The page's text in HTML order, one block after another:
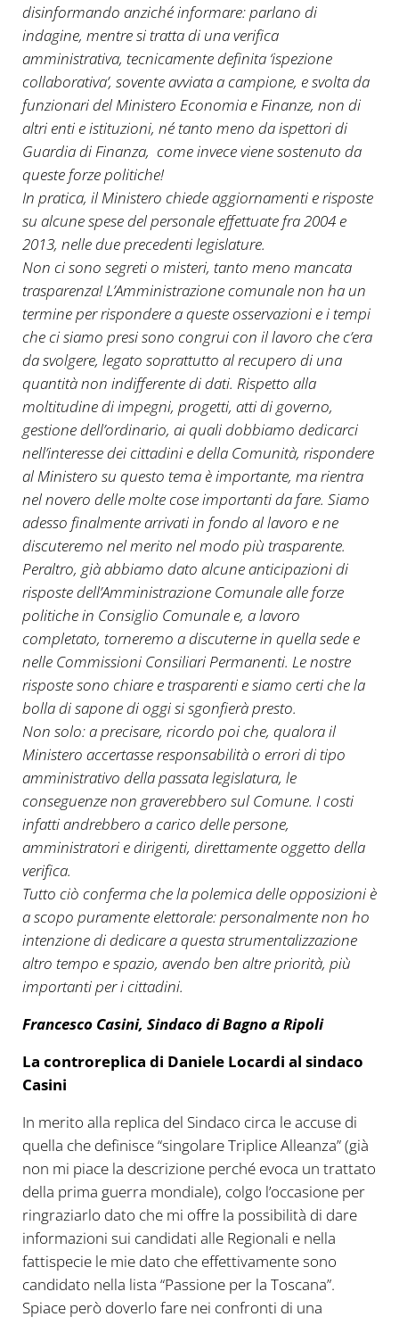
disinformando anziché informare: parlano di
indagine, mentre si tratta di una verifica
amministrativa, tecnicamente definita ‘ispezione
collaborativa’, sovente avviata a campione, e svolta da
funzionari del Ministero Economia e Finanze, non di
altri enti e istituzioni, né tanto meno da ispettori di
Guardia di Finanza, come invece viene sostenuto da
queste forze politiche!
In pratica, il Ministero chiede aggiornamenti e risposte
su alcune spese del personale effettuate fra 2004 e
2013, nelle due precedenti legislature.
Non ci sono segreti o misteri, tanto meno mancata
trasparenza! L’Amministrazione comunale non ha un
termine per rispondere a queste osservazioni e i tempi
che ci siamo presi sono congrui con il lavoro che c’era
da svolgere, legato soprattutto al recupero di una
quantità non indifferente di dati. Rispetto alla
moltitudine di impegni, progetti, atti di governo,
gestione dell’ordinario, ai quali dobbiamo dedicarci
nell’interesse dei cittadini e della Comunità, rispondere
al Ministero su questo tema è importante, ma rientra
nel novero delle molte cose importanti da fare. Siamo
adesso finalmente arrivati in fondo al lavoro e ne
discuteremo nel merito nel modo più trasparente.
Peraltro, già abbiamo dato alcune anticipazioni di
risposte dell’Amministrazione Comunale alle forze
politiche in Consiglio Comunale e, a lavoro
completato, torneremo a discuterne in quella sede e
nelle Commissioni Consiliari Permanenti. Le nostre
risposte sono chiare e trasparenti e siamo certi che la
bolla di sapone di oggi si sgonfierà presto.
Non solo: a precisare, ricordo poi che, qualora il
Ministero accertasse responsabilità o errori di tipo
amministrativo della passata legislatura, le
conseguenze non graverebbero sul Comune. I costi
infatti andrebbero a carico delle persone,
amministratori e dirigenti, direttamente oggetto della
verifica.
Tutto ciò conferma che la polemica delle opposizioni è
a scopo puramente elettorale: personalmente non ho
intenzione di dedicare a questa strumentalizzazione
altro tempo e spazio, avendo ben altre priorità, più
importanti per i cittadini.
Francesco Casini, Sindaco di Bagno a Ripoli
La controreplica di Daniele Locardi al sindaco
Casini
In merito alla replica del Sindaco circa le accuse di
quella che definisce “singolare Triplice Alleanza” (già
non mi piace la descrizione perché evoca un trattato
della prima guerra mondiale), colgo l’occasione per
ringraziarlo dato che mi offre la possibilità di dare
informazioni sui candidati alle Regionali e nella
fattispecie le mie dato che effettivamente sono
candidato nella lista “Passione per la Toscana”.
Spiace però doverlo fare nei confronti di una